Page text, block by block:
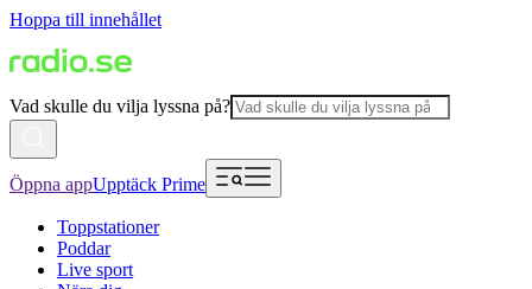
Hoppa till innehållet
Vad skulle du vilja lyssna på?
Öppna appUpptäck Prime
Toppstationer
Poddar
Live sport